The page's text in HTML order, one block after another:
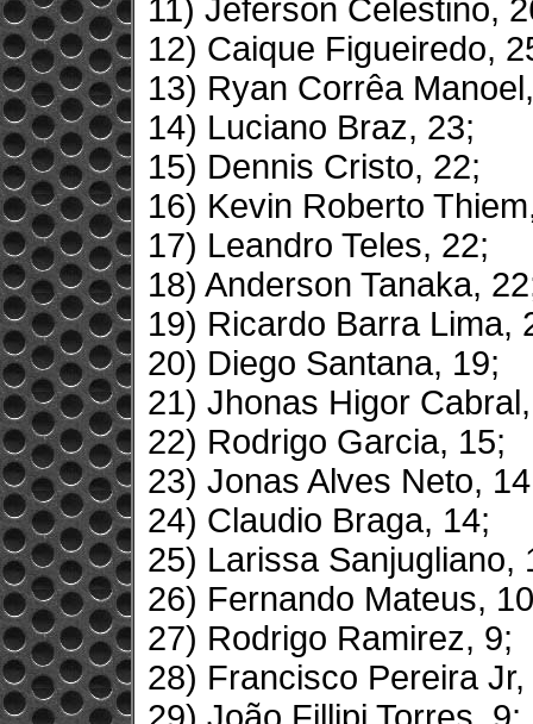
11) Jeferson Celestino,
12) Caique Figueiredo,
13) Ryan Corrêa
14) Luciano Braz, 23;
15) Dennis Cristo, 22;
16) Kevin Roberto
17) Leandro Teles, 22;
18) Anderson Tanaka,
19) Ricardo Barra Lima,
20) Diego Santana, 19;
21) Jhonas Higor
22) Rodrigo Garcia, 15;
23) Jonas Alves Neto,
24) Claudio Braga, 14;
25) Larissa Sanjugliano,
26) Fernando Mateus,
27) Rodrigo Ramirez, 9;
28) Francisco Pereira Jr,